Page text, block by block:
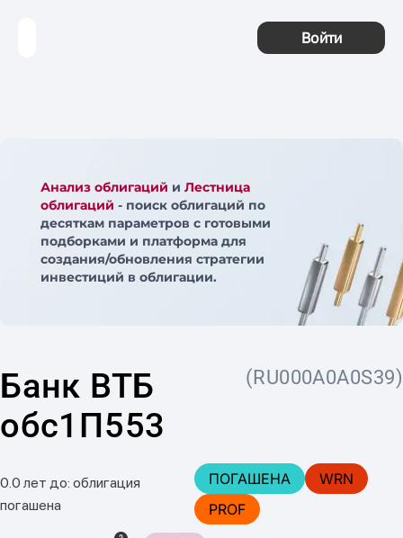
Войти
Анализ облигаций и Лестница
облигаций - поиск облигаций по
десяткам параметров с готовыми
подборками и платформа для
создания/обновления стратегии
инвестиций в облигации.
Банк ВТБ
обс1П553
(RU000A0A0S39)
0.0 лет до: облигация
погашена
ПОГАШЕНА
WRN
PROF